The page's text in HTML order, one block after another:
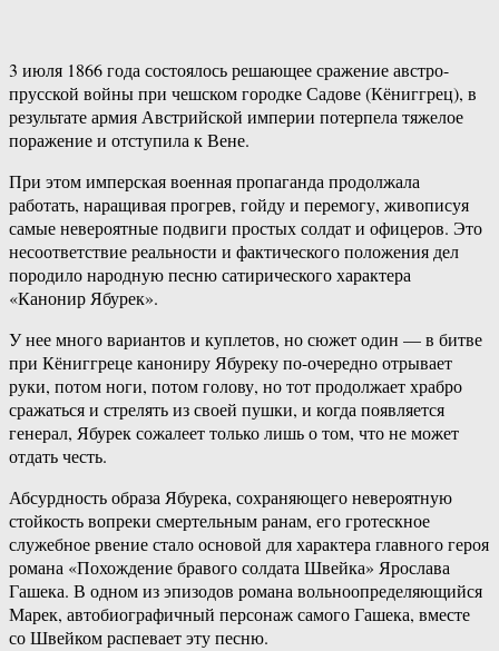
3 июля 1866 года состоялось решающее сражение австро-
прусской войны при чешском городке Садове (Кёниггрец), в
результате армия Австрийской империи потерпела тяжелое
поражение и отступила к Вене.
При этом имперская военная пропаганда продолжала
работать, наращивая прогрев, гойду и перемогу, живописуя
самые невероятные подвиги простых солдат и офицеров. Это
несоответствие реальности и фактического положения дел
породило народную песню сатирического характера
«Канонир Ябурек».
У нее много вариантов и куплетов, но сюжет один — в битве
при Кёниггреце канониру Ябуреку по-очередно отрывает
руки, потом ноги, потом голову, но тот продолжает храбро
сражаться и стрелять из своей пушки, и когда появляется
генерал, Ябурек сожалеет только лишь о том, что не может
отдать честь.
Абсурдность образа Ябурека, сохраняющего невероятную
стойкость вопреки смертельным ранам, его гротескное
служебное рвение стало основой для характера главного героя
романа «Похождение бравого солдата Швейка» Ярослава
Гашека. В одном из эпизодов романа вольноопределяющийся
Марек, автобиографичный персонаж самого Гашека, вместе
со Швейком распевает эту песню.